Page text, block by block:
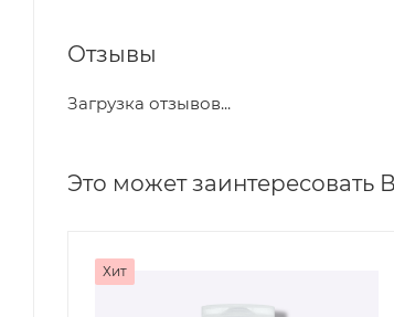
Отзывы
Загрузка отзывов...
Это может заинтересовать
Хит